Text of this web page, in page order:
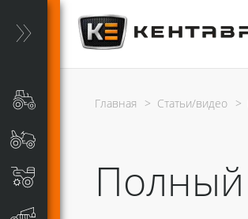
Главная > Статьи/видео >
Полный